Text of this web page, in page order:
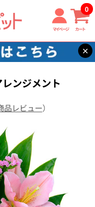
マイページ カート
0
×
りとユリの爽やかなアレン
ンジメント
品レビュー）